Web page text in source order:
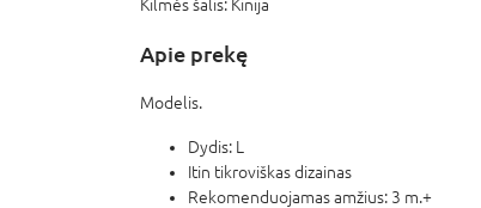
Kilmės šalis: Kinija
Apie prekę
Modelis.
Dydis: L
Itin tikroviškas dizainas
Rekomenduojamas amžius: 3 m.+